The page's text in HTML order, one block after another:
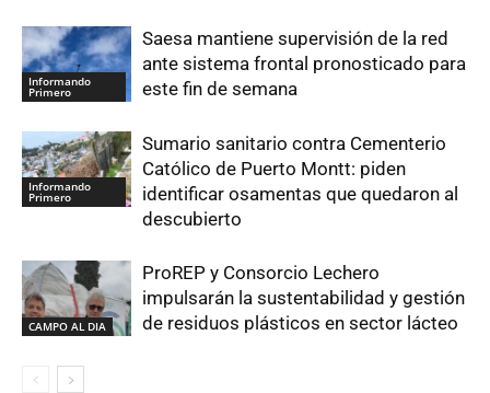
Informando
Primero
Saesa mantiene supervisión de la red
ante sistema frontal pronosticado para
este fin de semana
Informando
Primero
Sumario sanitario contra Cementerio
Católico de Puerto Montt: piden
identificar osamentas que quedaron al
descubierto
CAMPO AL DIA
ProREP y Consorcio Lechero
impulsarán la sustentabilidad y gestión
de residuos plásticos en sector lácteo